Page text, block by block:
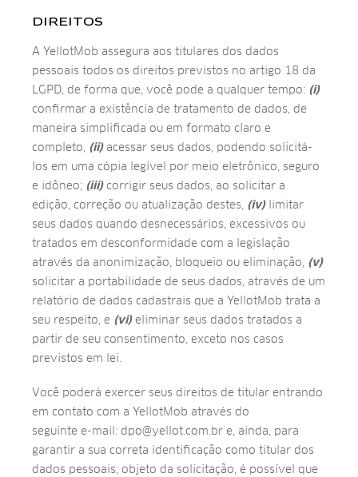
DIREITOS
A YellotMob assegura aos titulares dos dados
pessoais todos os direitos previstos no artigo 18 da
LGPD, de forma que, você pode a qualquer tempo: (i)
confirmar a existência de tratamento de dados, de
maneira simplificada ou em formato claro e
completo, (ii)acessar seus dados, podendo solicitá-
los em uma cópia legível por meio eletrônico, seguro
e idôneo; (iii)corrigir seus dados, ao solicitar a
edição, correção ou atualização destes, (iv)limitar
seus dados quando desnecessários, excessivos ou
tratados em desconformidade com a legislação
através da anonimização, bloqueio ou eliminação, (v)
solicitar a portabilidade de seus dados, através de um
relatório de dados cadastrais que a YellotMob trata a
seu respeito, e (vi)eliminar seus dados tratados a
partir de seu consentimento, exceto nos casos
previstos em lei.
Você poderá exercer seus direitos de titular entrando
em contato com a YellotMob através do
seguinte e-mail: dpo@yellot.com.br e, ainda, para
garantir a sua correta identificação como titular dos
dados pessoais, objeto da solicitação, é possível que